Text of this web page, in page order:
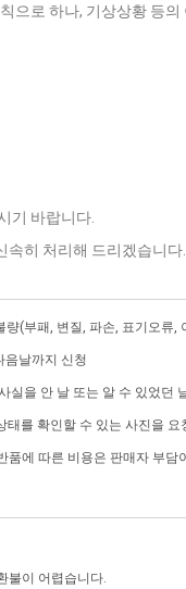
으로 하나, 기상상황 등
기 바랍니다.
속히 처리해 드리겠습니다.
(부패, 변질, 파손, 표기오류,
음날까지 신청
실을 안 날 또는 알 수 있었던
태를 확인할 수 있는 사진을
품에 따른 비용은 판매자 부
불이 어렵습니다.